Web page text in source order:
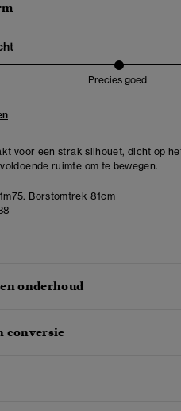
Precies goed
voor een strak silhouet, dicht op
ruimte om te bewegen.
Borstomtrek 81cm
onderhoud
conversie